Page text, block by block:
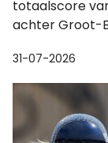
totaalscore
achter Groot-
31-07-2026